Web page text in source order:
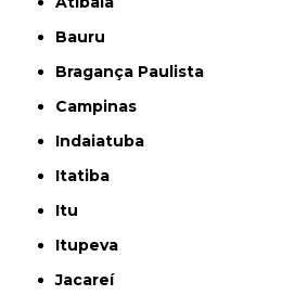
Bauru
Bragança Paulista
Campinas
Indaiatuba
Itatiba
Itu
Itupeva
Jacareí